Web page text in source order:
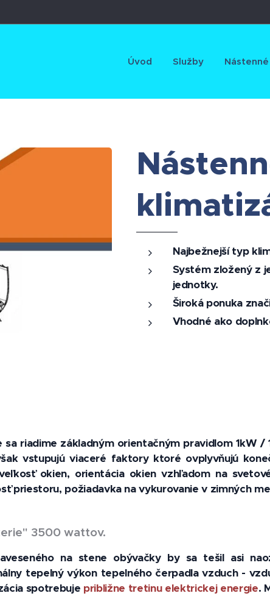
Úvod Služby
Najbežnejší typ
Systém zložený z
jednotky.
Široká ponuka
Vhodné ako
riadime základným orientačným pravidlom 1kW /
vstupujú viaceré faktory ktoré ovplyvňujú
okien, orientácia okien vzhľadom na
priestoru, požiadavka na vykurovanie v zimných
" 3500 wattov.
na stene obývačky by sa tešil asi
tepelný výkon tepelného čerpadla vzduch -
spotrebuje približne tretinu elektrickej energie.